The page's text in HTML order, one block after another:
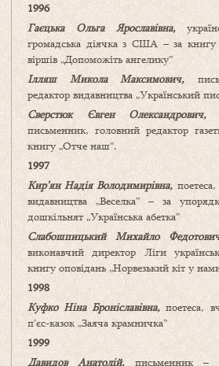
1996
Гаєцька Ольга Ярославівна,
громадська діячка з США – за книгу
віршів „Допоможіть ангелику”
Ілляш Микола Максимович,
редактор видавництва „Український
Сверстюк Євген Олександрович,
письменник, головний редактор
книгу „Отче наш”.
1997
Кир’ян Надія Володимирівна,
видавництва „Веселка” – за
дошкільнят „Українська абетка”
Слабошпицький Михайло
виконавчий директор Ліги
книгу оповідань „Норвезький кіт у
1998
Куфко Ніна Броніславівна,поетеса,
п’єс-казок „Заяча крамничка”
1999
Давидов Анатолій, письменник –